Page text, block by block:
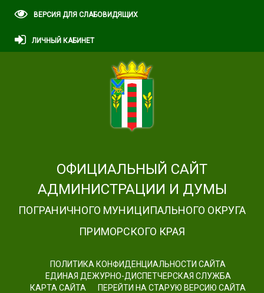
ВЕРСИЯ ДЛЯ СЛАБОВИДЯЩИХ
ЛИЧНЫЙ КАБИНЕТ
ОФИЦИАЛЬНЫЙ САЙТ
АДМИНИСТРАЦИИ И ДУМЫ
ПОГРАНИЧНОГО МУНИЦИПАЛЬНОГО ОКРУГА
ПРИМОРСКОГО КРАЯ
ПОЛИТИКА КОНФИДЕНЦИАЛЬНОСТИ САЙТА
ЕДИНАЯ ДЕЖУРНО-ДИСПЕТЧЕРСКАЯ СЛУЖБА
КАРТА САЙТА
ПЕРЕЙТИ НА СТАРУЮ ВЕРСИЮ САЙТА